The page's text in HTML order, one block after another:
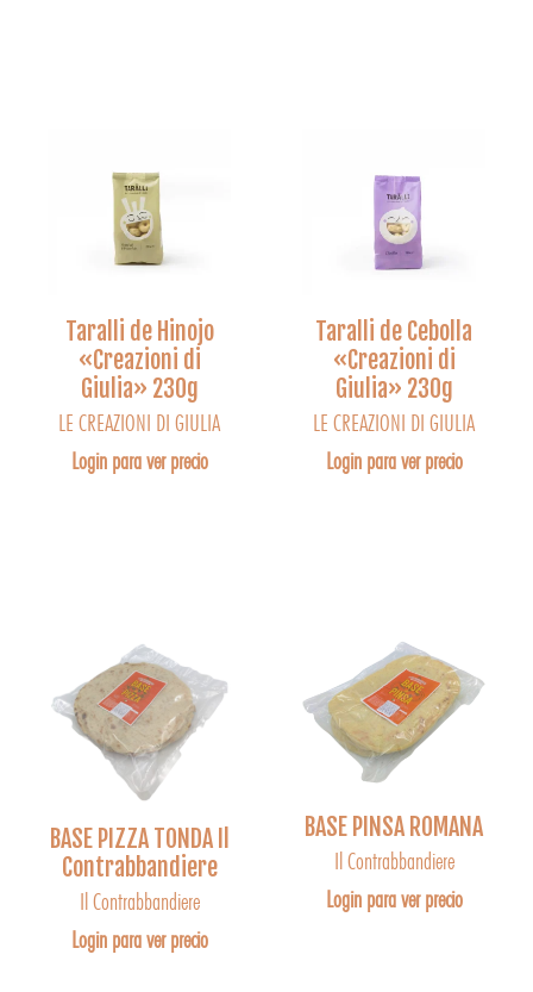
Taralli de Hinojo
«Creazioni di
Giulia» 230g
LE CREAZIONI DI GIULIA
Login para ver precio
Taralli de Cebolla
«Creazioni di
Giulia» 230g
LE CREAZIONI DI GIULIA
Login para ver precio
BASE PIZZA TONDA Il
Contrabbandiere
Il Contrabbandiere
Login para ver precio
BASE PINSA ROMANA
Il Contrabbandiere
Login para ver precio